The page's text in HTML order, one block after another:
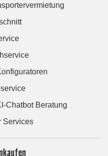
Chatbot Beratung
Services